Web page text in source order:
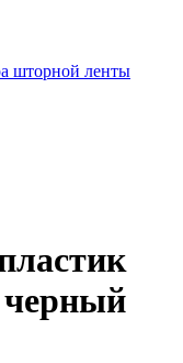
шторной ленты